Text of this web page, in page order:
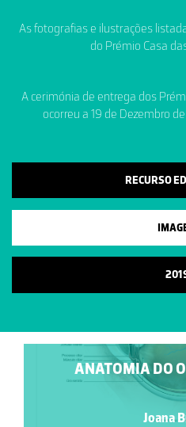
As fotografias e ilustrações
do Prémio Casa
A cerimónia de entrega dos
ocorreu a 19 de Dezembro
RECURSO
ANATOMIA DO
Joana